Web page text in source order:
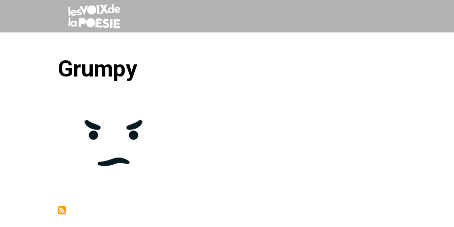
Grumpy